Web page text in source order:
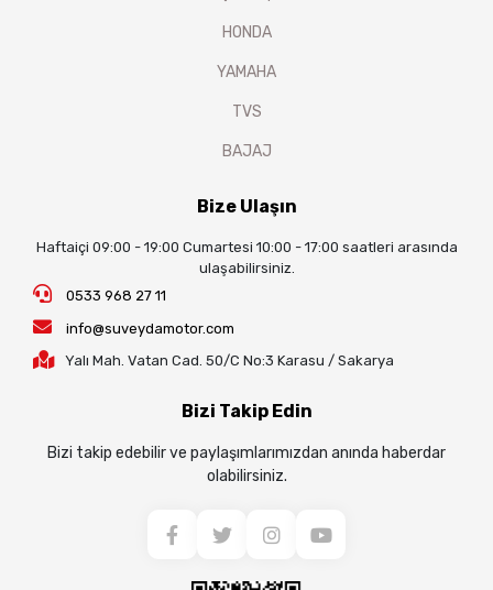
HONDA
YAMAHA
TVS
BAJAJ
Bize Ulaşın
Haftaiçi 09:00 - 19:00 Cumartesi 10:00 - 17:00 saatleri arasında
ulaşabilirsiniz.
0533 968 27 11
info@suveydamotor.com
Yalı Mah. Vatan Cad. 50/C No:3 Karasu / Sakarya
Bizi Takip Edin
Bizi takip edebilir ve paylaşımlarımızdan anında haberdar
olabilirsiniz.